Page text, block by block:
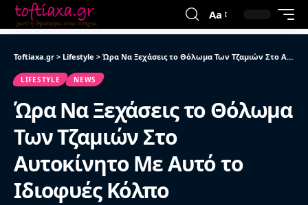
Aa
Toftiaxa.gr > Lifestyle > Ώρα Να Ξεχάσεις το Θόλωμα Των Τζαμιών Στο Αυτοκίνητο Με Αυτό το Ιδιοφυές Κόλπο
LIFESTYLE NEWS
Ώρα Να Ξεχάσεις το Θόλωμα
Των Τζαμιών Στο
Αυτοκίνητο Με Αυτό το
Ιδιοφυές Κόλπο